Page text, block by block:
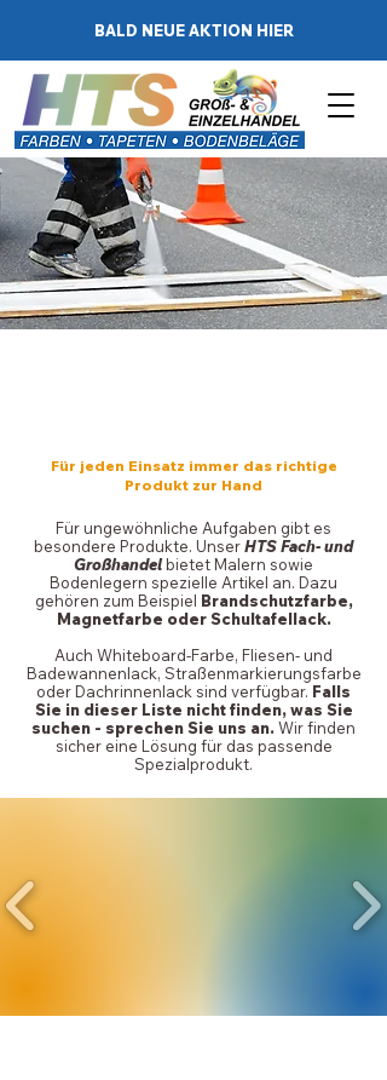
BALD NEUE AKTION HIER
Für jeden Einsatz immer das richtige
Produkt zur Hand
Für ungewöhnliche Aufgaben gibt es
besondere Produkte. UnserHTS Fach- und
Großhandelbietet Malern sowie
Bodenlegern spezielle Artikel an. Dazu
gehören zum Beispiel Brandschutzfarbe,
Magnetfarbe oder Schultafellack.
Auch Whiteboard-Farbe, Fliesen- und
Badewannenlack, Straßenmarkierungsfarbe
oder Dachrinnenlack sind verfügbar. Falls
Sie in dieser Liste nicht finden, was Sie
suchen - sprechen Sie uns an.Wir finden
sicher eine Lösung für das passende
Spezialprodukt.